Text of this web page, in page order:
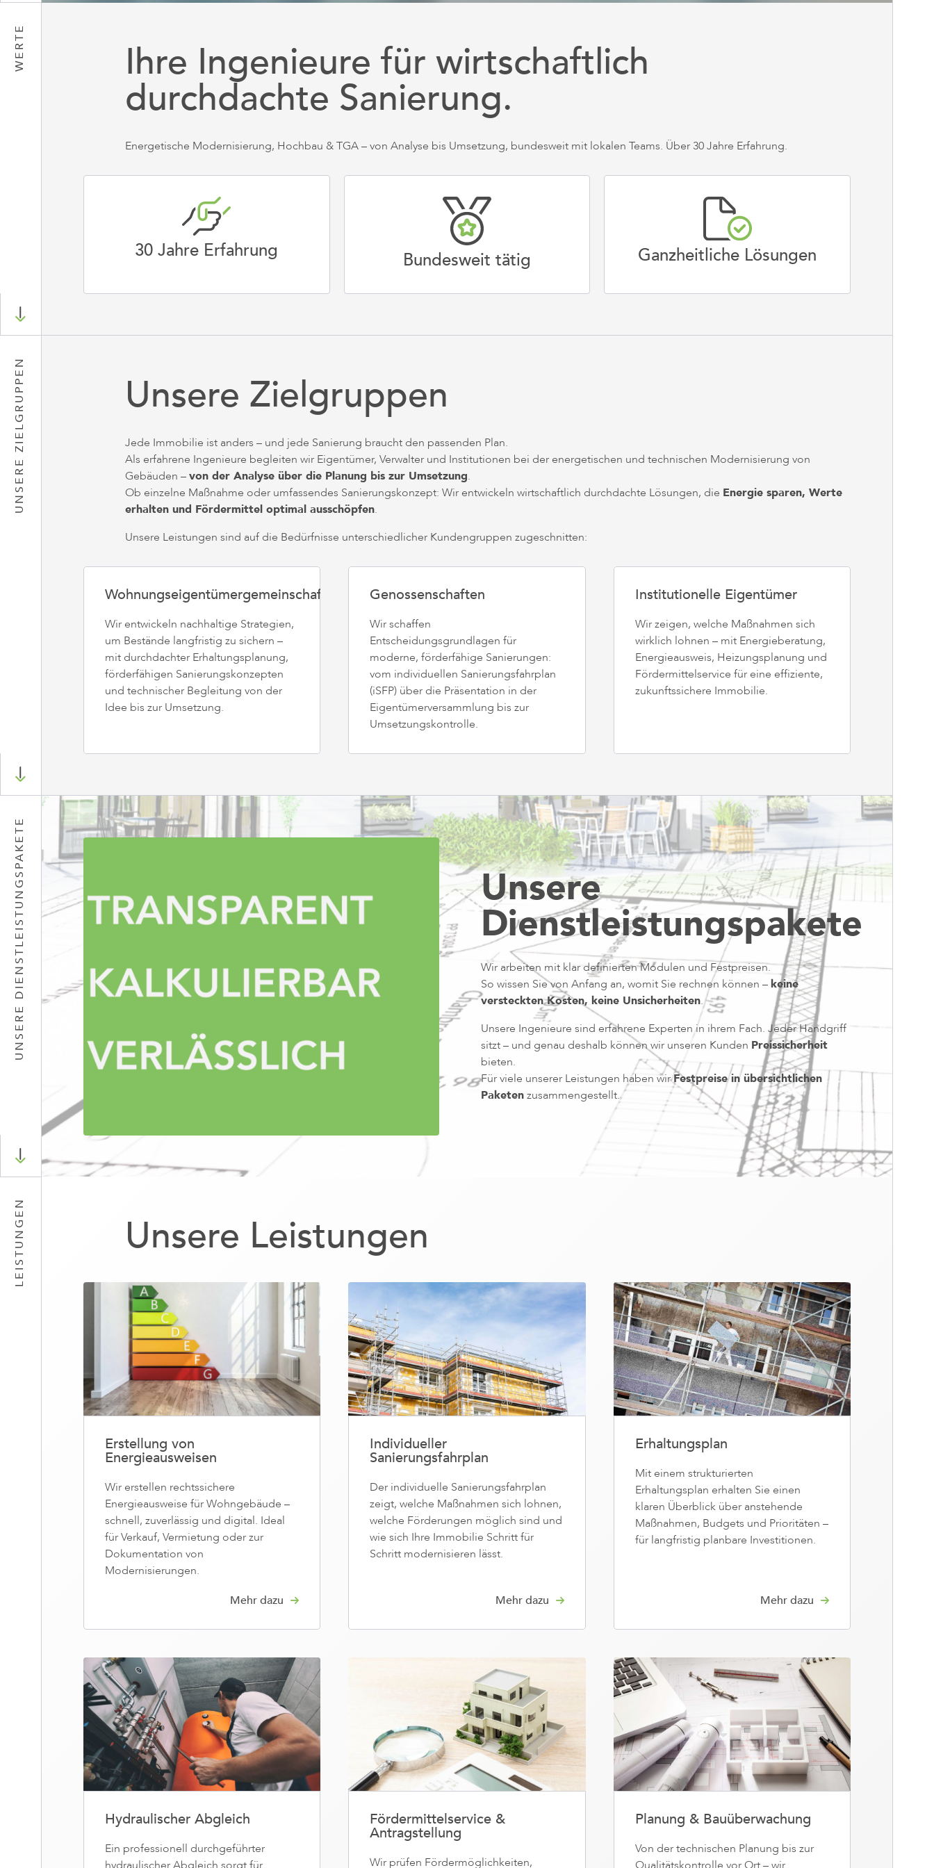
Ihre Ingenieure für wirtschaftlich
durchdachte Sanierung.
Energetische Modernisierung, Hochbau & TGA – von Analyse bis Umsetzung, bundesweit mit lokalen Teams. Über 30 Jahre Erfahrung.
30 Jahre Erfahrung Bundesweit tätig Ganzheitliche Lösungen
WERTE
Unsere Zielgruppen
Jede Immobilie ist anders – und jede Sanierung braucht den passenden Plan.
Als erfahrene Ingenieure begleiten wir Eigentümer, Verwalter und Institutionen bei der energetischen und technischen Modernisierung von
Gebäuden –von der Analyse über die Planung bis zur Umsetzung.
Ob einzelne Maßnahme oder umfassendes Sanierungskonzept: Wir entwickeln wirtschaftlich durchdachte Lösungen, die Energie sparen, Werte
erhalten und Fördermittel optimal ausschöpfen.
Unsere Leistungen sind auf die Bedürfnisse unterschiedlicher Kundengruppen zugeschnitten:
Wohnungseigentümergemeinschaften
Wir entwickeln nachhaltige Strategien,
um Bestände langfristig zu sichern –
mit durchdachter Erhaltungsplanung,
förderfähigen Sanierungskonzepten
und technischer Begleitung von der
Idee bis zur Umsetzung.
Genossenschaften
Wir schaffen
Entscheidungsgrundlagen für
moderne, förderfähige Sanierungen:
vom individuellen Sanierungsfahrplan
(iSFP) über die Präsentation in der
Eigentümerversammlung bis zur
Umsetzungskontrolle.
Institutionelle Eigentümer
Wir zeigen, welche Maßnahmen sich
wirklich lohnen – mit Energieberatung,
Energieausweis, Heizungsplanung und
Fördermittelservice für eine effiziente,
zukunftssichere Immobilie.
UNSERE ZIELGRUPPEN
Unsere
Dienstleistungspakete
Wir arbeiten mit klar definierten Modulen und Festpreisen.
So wissen Sie von Anfang an, womit Sie rechnen können –keine
versteckten Kosten, keine Unsicherheiten.
Unsere Ingenieure sind erfahrene Experten in ihrem Fach. Jeder Handgriff
sitzt – und genau deshalb können wir unseren Kunden Preis­sicherheit
bieten.
Für viele unserer Leistungen haben wirFestpreise in übersichtlichen
Paketenzusammengestellt.
UNSERE DIENSTLEISTUNGSPAKETE
Unsere Leistungen
Erstellung von
Energieausweisen
Wir erstellen rechtssichere
Energieausweise für Wohngebäude –
schnell, zuverlässig und digital. Ideal
für Verkauf, Vermietung oder zur
Dokumentation von
Modernisierungen.
Mehr dazu
Individueller
Sanierungsfahrplan
Der individuelle Sanierungsfahrplan
zeigt, welche Maßnahmen sich lohnen,
welche Förderungen möglich sind und
wie sich Ihre Immobilie Schritt für
Schritt modernisieren lässt.
Mehr dazu
Erhaltungsplan
Mit einem strukturierten
Erhaltungsplan erhalten Sie einen
klaren Überblick über anstehende
Maßnahmen, Budgets und Prioritäten –
für langfristig planbare Investitionen.
Mehr dazu
Hydraulischer Abgleich
Ein professionell durchgeführter
Fördermittelservice &
Antragstellung
Wir prüfen Fördermöglichkeiten,
Planung & Bauüberwachung
Von der technischen Planung bis zur
LEISTUNGEN